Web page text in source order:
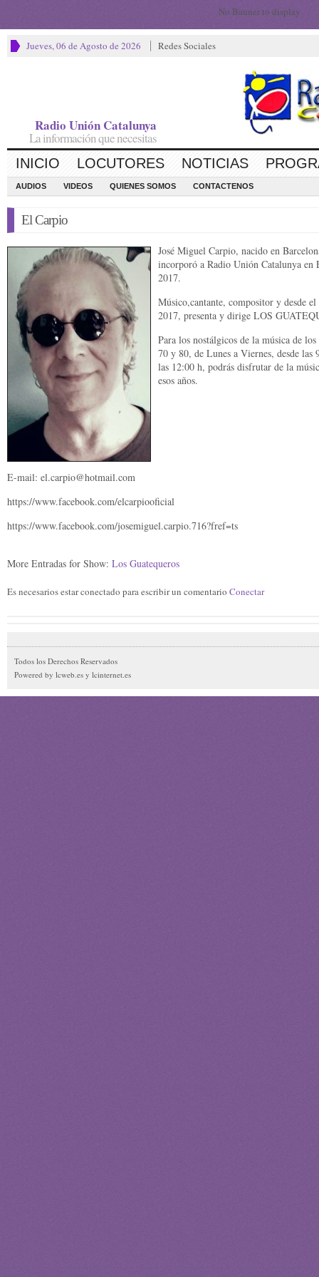
No Banner to display
Jueves, 06 de Agosto de 2026 Redes Sociales
Radio Unión Catalunya
La información que necesitas
INICIO LOCUTORES NOTICIAS
AUDIOS VIDEOS QUIENES SOMOS CONTACTENOS
El Carpio
José Miguel Carpio, nacido en
incorporó a Radio Unión Catalunya en
2017.
Músico,cantante, compositor y desde
2017, presenta y dirige LOS
Para los nostálgicos de la música de los
70 y 80, de Lunes a Viernes, desde las
las 12:00 h, podrás disfrutar de la
esos años.
E-mail: el.carpio@hotmail.com
https://www.facebook.com/elcarpiooficial
https://www.facebook.com/josemiguel.carpio.716?fref=ts
More Entradas for Show: Los Guatequeros
Es necesarios estar conectado para escribir un comentario Conectar
Todos los Derechos Reservados
Powered by lcweb.es y lcinternet.es